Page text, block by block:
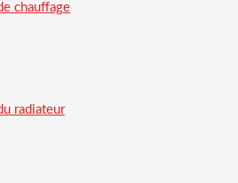
chauffage
radiateur